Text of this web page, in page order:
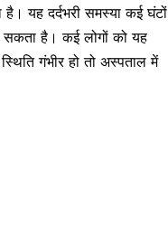
यह दर्दभरी समस्या कई घंटों
सकता है। कई लोगों को यह
गंभीर हो तो अस्पताल में